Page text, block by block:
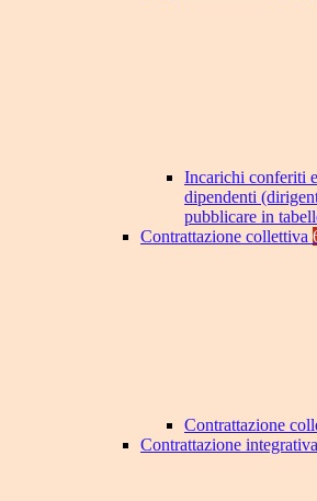
Incarichi conferiti
dipendenti
pubblicare in
Contrattazione collettiva
Contrattazione
Contrattazione integrativa